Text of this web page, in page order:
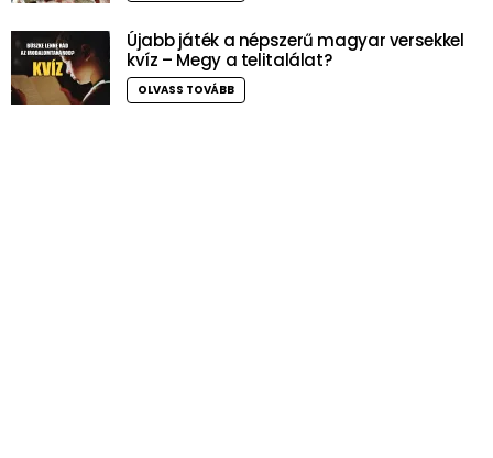
Újabb játék a népszerű magyar versekkel
kvíz – Megy a telitalálat?
OLVASS TOVÁBB